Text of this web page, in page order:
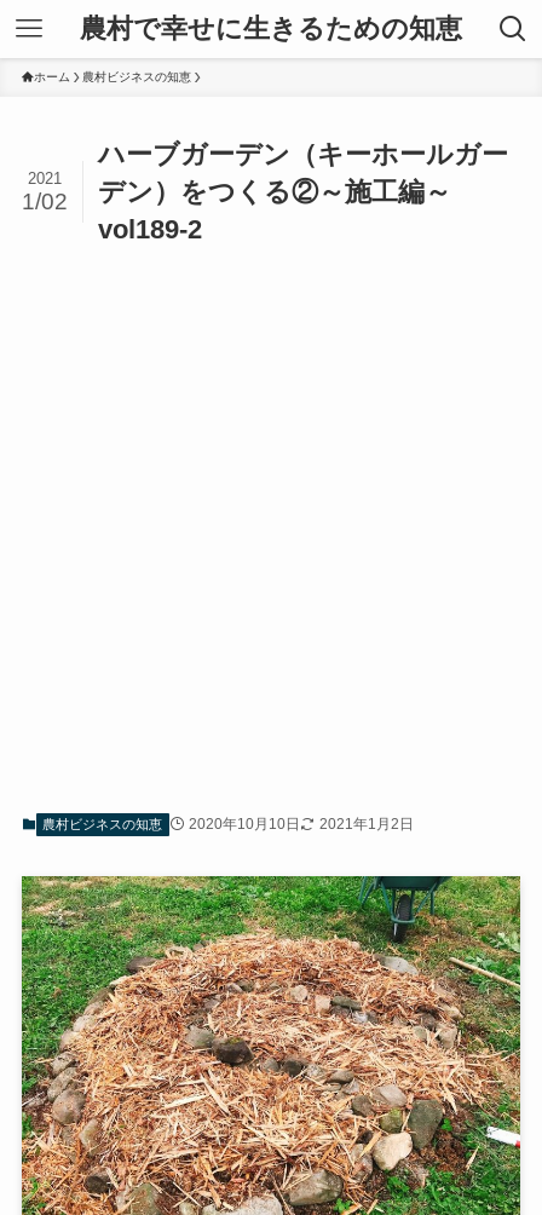
農村で幸せに生きるための知恵
ホーム 農村ビジネスの知恵
ハーブガーデン（キーホールガー
デン）をつくる②～施工編～
vol189-2
2021
1/02
農村ビジネスの知恵 2020年10月10日 2021年1月2日